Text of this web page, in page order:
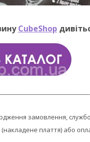
CubeShop
замовлення,
плаття) або